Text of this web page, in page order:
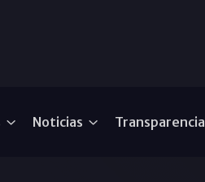
Noticias Transparencia